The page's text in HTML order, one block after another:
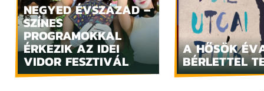
NEGYED ÉVSZÁZAD –
SZÍNES
PROGRAMOKKAL
ÉRKEZIK AZ IDEI
VIDOR FESZTIVÁL
A HŐSÖK
BÉRLETTEL